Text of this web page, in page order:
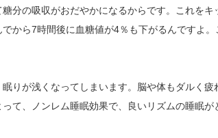
分の吸収がおだやかになるからです。これを
から7時間後に血糖値が4％も下がるんですよ
眠りが浅くなってしまいます。脳や体もダルく
て、ノンレム睡眠効果で、良いリズムの睡眠が